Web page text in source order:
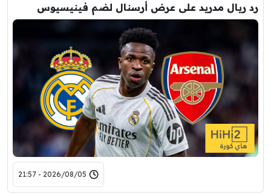
رد ريال مدريد على عرض أرسنال لضم فينيسيوس
2026/08/05 - 21:57